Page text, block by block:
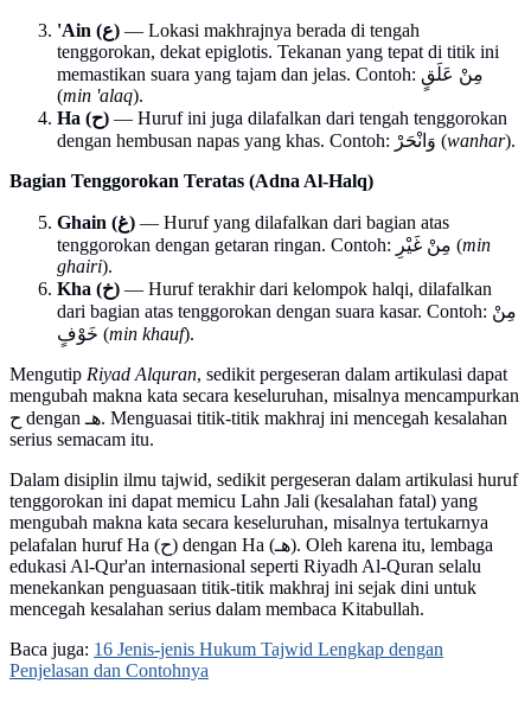
'Ain (ع) — Lokasi makhrajnya berada di tengah
tenggorokan, dekat epiglotis. Tekanan yang tepat di titik ini
memastikan suara yang tajam dan jelas. Contoh: مِنْ عَلَقٍ
(min 'alaq).
Ha (ح) — Huruf ini juga dilafalkan dari tengah tenggorokan
dengan hembusan napas yang khas. Contoh: وَانْحَرْ (wanhar).
Bagian Tenggorokan Teratas (Adna Al-Halq)
Ghain (غ) — Huruf yang dilafalkan dari bagian atas
tenggorokan dengan getaran ringan. Contoh: مِنْ غَيْرِ (min
ghairi).
Kha (خ) — Huruf terakhir dari kelompok halqi, dilafalkan
dari bagian atas tenggorokan dengan suara kasar. Contoh: مِنْ
خَوْفٍ (min khauf).
Mengutip Riyad Alquran, sedikit pergeseran dalam artikulasi dapat
mengubah makna kata secara keseluruhan, misalnya mencampurkan
ح dengan هـ. Menguasai titik-titik makhraj ini mencegah kesalahan
serius semacam itu.
Dalam disiplin ilmu tajwid, sedikit pergeseran dalam artikulasi huruf
tenggorokan ini dapat memicu Lahn Jali (kesalahan fatal) yang
mengubah makna kata secara keseluruhan, misalnya tertukarnya
pelafalan huruf Ha (ح) dengan Ha (هـ). Oleh karena itu, lembaga
edukasi Al-Qur'an internasional seperti Riyadh Al-Quran selalu
menekankan penguasaan titik-titik makhraj ini sejak dini untuk
mencegah kesalahan serius dalam membaca Kitabullah.
Baca juga: 16 Jenis-jenis Hukum Tajwid Lengkap dengan
Penjelasan dan Contohnya